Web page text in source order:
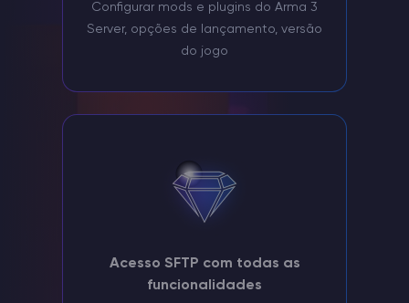
Configurar mods e plugins do Arma 3
Server, opções de lançamento, versão
do jogo
Acesso SFTP com todas as
funcionalidades